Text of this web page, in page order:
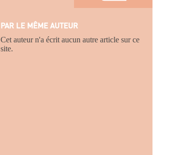
PAR LE MÊME AUTEUR
Cet auteur n'a écrit aucun autre article sur ce
site.